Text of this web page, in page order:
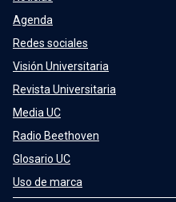
Agenda
Redes sociales
Visión Universitaria
Revista Universitaria
Media UC
Radio Beethoven
Glosario UC
Uso de marca